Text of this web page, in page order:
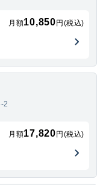
月額10,850 円(税込)
2
月額17,820 円(税込)